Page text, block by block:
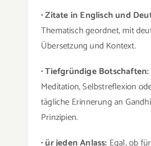
•Zitate in Englisch und
Thematisch geordnet, mit
Übersetzung und Kontext.
•Tiefgründige Botschaften:
Meditation, Selbstreflexion
tägliche Erinnerung an
Prinzipien.
•ür jeden Anlass: Egal, ob für